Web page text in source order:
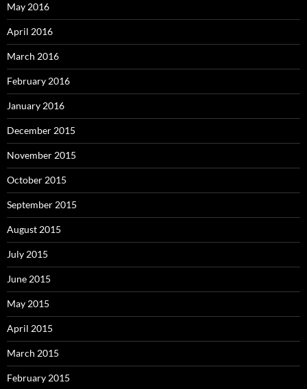
May 2016
April 2016
March 2016
February 2016
January 2016
December 2015
November 2015
October 2015
September 2015
August 2015
July 2015
June 2015
May 2015
April 2015
March 2015
February 2015